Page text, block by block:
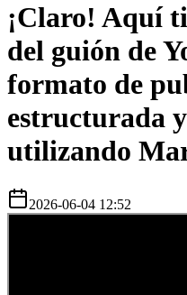
¡Claro! Aquí
del guión de
formato de
estructurada
utilizando
2026-06-04 12:52